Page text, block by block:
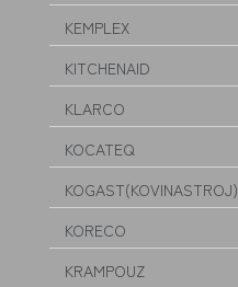
KEMPLEX
KITCHENAID
KLARCO
KOCATEQ
KOGAST(KOVINASTROJ)
KORECO
KRAMPOUZ